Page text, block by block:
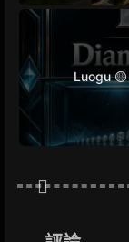
Luogu